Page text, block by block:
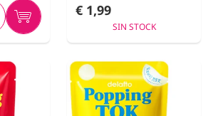
€ 1,99
SIN STOCK